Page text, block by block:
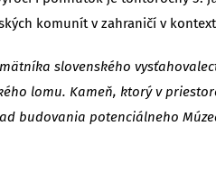
komunít v zahraničí v
slovenského
lomu. Kameň, ktorý v
budovania potenciálneho